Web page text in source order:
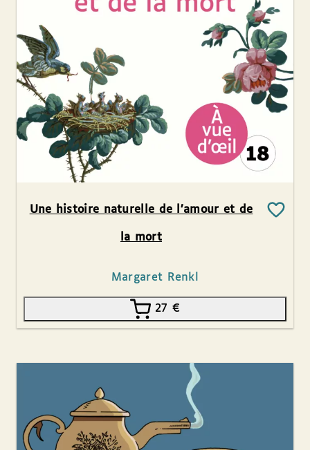
Une histoire naturelle de l’amour et de
la mort
Margaret Renkl
27 €